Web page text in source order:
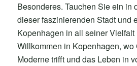
Besonderes. Tauchen Sie ein in
dieser faszinierenden Stadt und
Kopenhagen in all seiner
Willkommen in Kopenhagen, wo
Moderne trifft und das Leben in